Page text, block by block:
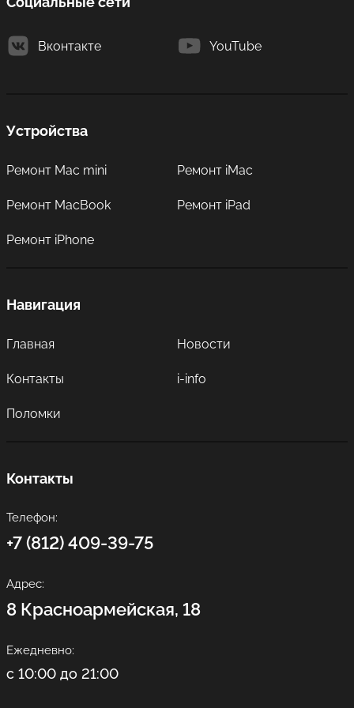
Вконтакте YouTube
Устройства
Ремонт Mac mini Ремонт iMac
Ремонт MacBook Ремонт iPad
Ремонт iPhone
Навигация
Главная Новости
Контакты i-info
Поломки
Контакты
Телефон:
+7 (812) 409-39-75
Адрес:
8 Красноармейская, 18
Ежедневно:
с 10:00 до 21:00